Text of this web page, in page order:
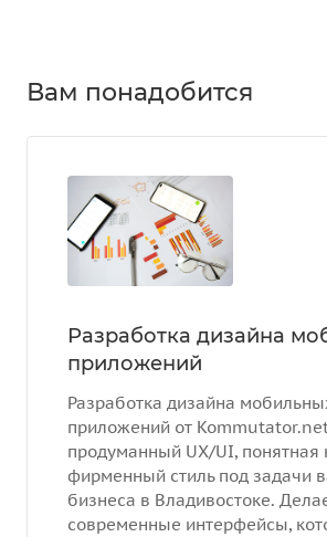
Вам понадобится
Разработка дизайна
приложений
Разработка дизайна
приложений от
продуманный UX/UI, понятная
фирменный стиль под задачи
бизнеса в Владивостоке.
современные интерфейсы,